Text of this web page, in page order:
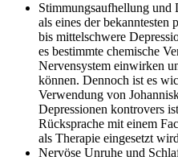
Stimmungsaufhellung und
als eines der
bis mittelschwere
es bestimmte chemische
Nervensystem einwirken
können. Dennoch ist es
Verwendung von
Depressionen kontrovers
Rücksprache mit einem
als Therapie eingesetzt
Nervöse Unruhe und